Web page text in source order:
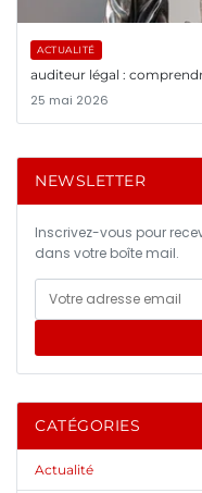
ACTUALITÉ
auditeur légal :
25 mai 2026
NEWSLETTER
Inscrivez-vous pour
dans votre boîte mail.
CATÉGORIES
Actualité